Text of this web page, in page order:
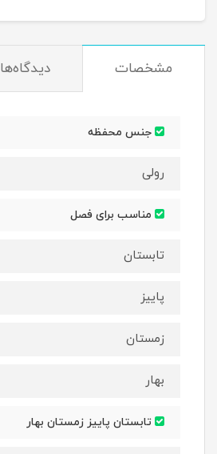
مشخصات دیدگاه‌ها
جنس محفظه
رولی
مناسب برای فصل
تابستان
پاییز
زمستان
بهار
تابستان پاییز زمستان بهار